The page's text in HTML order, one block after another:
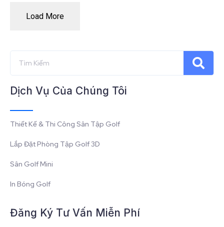
Load More
Dịch Vụ Của Chúng Tôi
Thiết Kế & Thi Công Sân Tập Golf
Lắp Đặt Phòng Tập Golf 3D
Sân Golf Mini
In Bóng Golf
Đăng Ký Tư Vấn Miễn Phí